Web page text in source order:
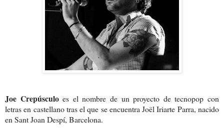
Joe Crepúsculoes el nombre de un proyecto de tecnopop con
letras en castellano tras el que se encuentra Joël Iriarte Parra, nacido
en Sant Joan Despí, Barcelona.